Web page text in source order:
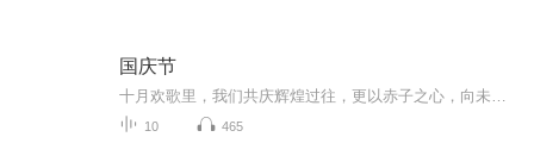
国庆节
10 465